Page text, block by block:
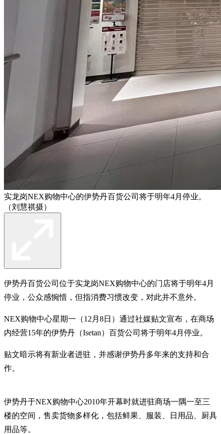
实龙岗NEX购物中心的伊势丹百货公司将于明年4月停业。
（刘慧祺摄）
伊势丹百货公司位于实龙岗NEX购物中心的门店将于明年4月
停业，公众感惋惜，但指消费习惯改变，对此并不意外。
NEX购物中心星期一（12月8日）通过社媒贴文宣布，在商场
内经营15年的伊势丹（Isetan）百货公司将于明年4月停业。
贴文暗示将有新业者进驻，并感谢伊势丹多年来的支持和合
作。
伊势丹于NEX购物中心2010年开幕时就进驻商场一隅一至三
楼的空间，售卖货物多样化，包括鲜果、服装、日用品、厨具
用品等。